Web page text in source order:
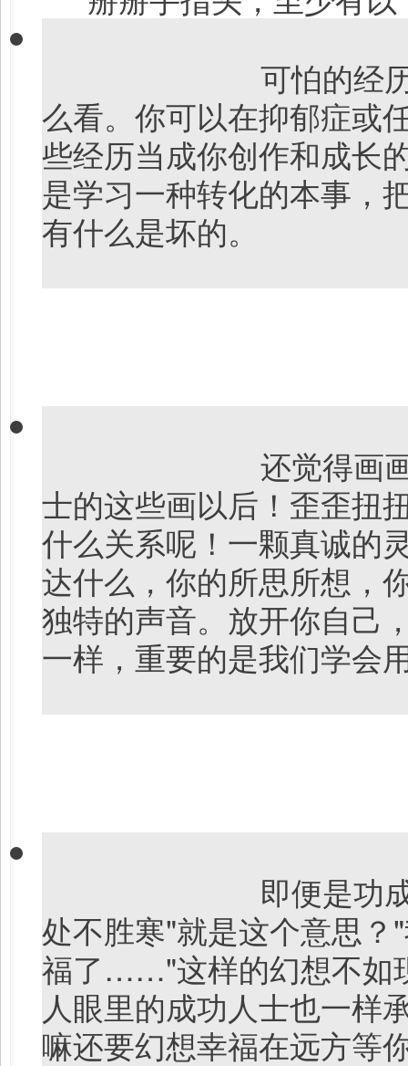
可怕的经
么看。你可以在抑郁症或
些经历当成你创作和成长
是学习一种转化的本事，
有什么是坏的。
还觉得画
士的这些画以后！歪歪
什么关系呢！一颗真诚的
达什么，你的所思所想，
独特的声音。放开你自己
一样，重要的是我们学会
即便是功
处不胜寒"就是这个意思
福了……"这样的幻想不如
人眼里的成功人士也一样
嘛还要幻想幸福在远方等